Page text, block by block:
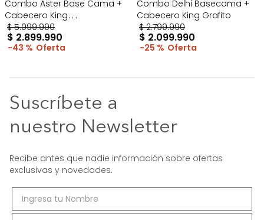
Combo Aster Base Cama +
Cabecero King
Taupe/Madera
$ 5.099.990
$ 2.899.990
43 %
Combo Delhi Basecama +
Cabecero King Grafito
$ 2.799.990
$ 2.099.990
25 %
Suscríbete a
nuestro Newsletter
Recibe antes que nadie información sobre ofertas
exclusivas y novedades.